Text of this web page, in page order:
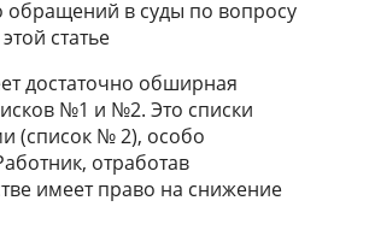
обращений в суды по вопросу
статье
достаточно обширная
№1 и №2. Это списки
(список № 2), особо
отработав
имеет право на снижение